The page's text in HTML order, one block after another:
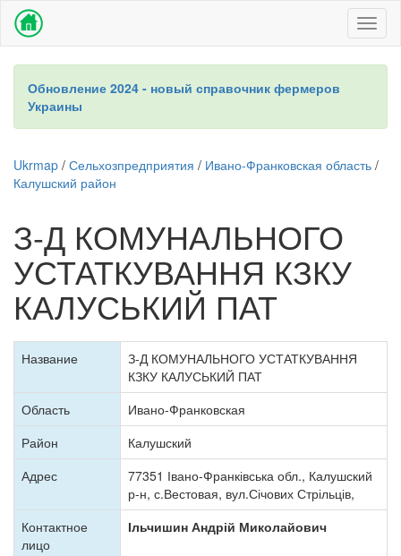
Обновление 2024 - новый справочник фермеров
Украины
Ukrmap / Сельхозпредприятия / Ивано-Франковская область /
Калушский район
З-Д КОМУНАЛЬНОГО
УСТАТКУВАННЯ КЗКУ
КАЛУСЬКИЙ ПАТ
Название
З-Д КОМУНАЛЬНОГО УСТАТКУВАННЯ
КЗКУ КАЛУСЬКИЙ ПАТ
Область
Ивано-Франковская
Район
Калушский
Адрес
77351 Івано-Франківська обл., Калушский
р-н, с.Вестовая, вул.Січових Стрільців,
Контактное
лицо
Ільчишин Андрій Миколайович